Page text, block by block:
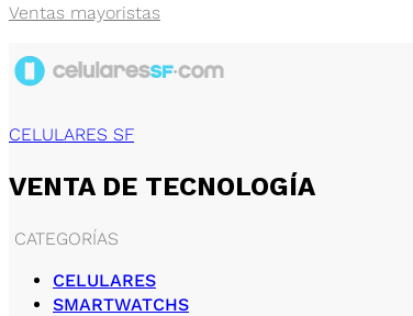
Ventas mayoristas
CELULARES SF
VENTA DE TECNOLOGÍA
CATEGORÍAS
CELULARES
SMARTWATCHS